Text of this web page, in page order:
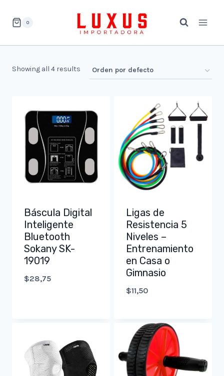
0
Showing all 4 results
Báscula Digital
Inteligente
Bluetooth
Sokany SK-
19019
$28,75
Ligas de
Resistencia 5
Niveles –
Entrenamiento
en Casa o
Gimnasio
$11,50